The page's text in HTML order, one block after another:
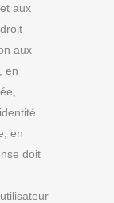
aux
aux
en
en
doit